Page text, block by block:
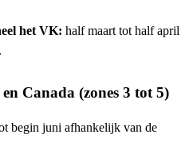
het VK: half maart tot half april
Canada (zones 3 tot 5)
begin juni afhankelijk van de